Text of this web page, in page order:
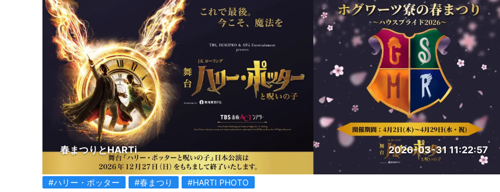
春まつりとHARTi 2026-03-31 11:22:57
#ハリー・ポッター #春まつり #HARTI PHOTO